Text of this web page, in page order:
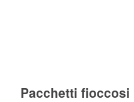
Pacchetti fioccosi